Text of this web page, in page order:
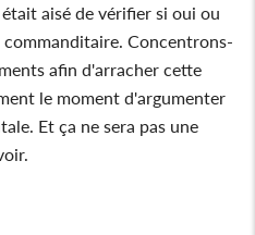
aisé de vérifier si oui ou
Concentrons-
afin d'arracher cette
le moment d'argumenter
Et ça ne sera pas une